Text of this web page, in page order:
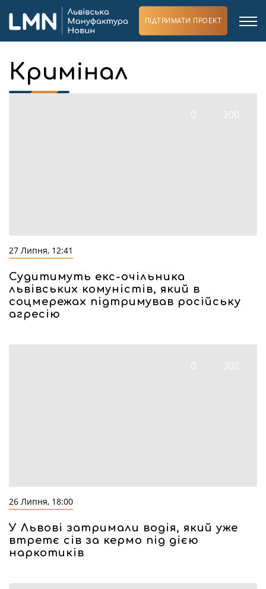
ПІДТРИМАТИ ПРОЕКТ
Кримінал
0 200
27 Липня, 12:41
Судитимуть екс-очільника
львівських комуністів, який в
соцмережах підтримував російську
агресію
0 302
26 Липня, 18:00
У Львові затримали водія, який уже
втретє сів за кермо під дією
наркотиків